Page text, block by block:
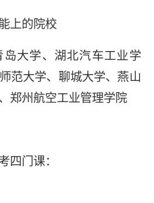
上的院校
大学、湖北汽车工业学
范大学、聊城大学、燕山
郑州航空工业管理学院
四门课：